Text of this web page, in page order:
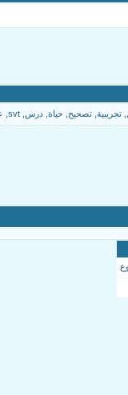
تجريبية تصحيح حياة درس svt